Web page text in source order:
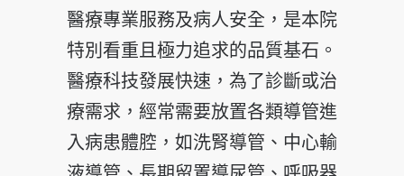
醫療專業服務及病人安全，是本院
特別看重且極力追求的品質基石。
醫療科技發展快速，為了診斷或治
療需求，經常需要放置各類導管進
入病患體腔，如洗腎導管、中心輸